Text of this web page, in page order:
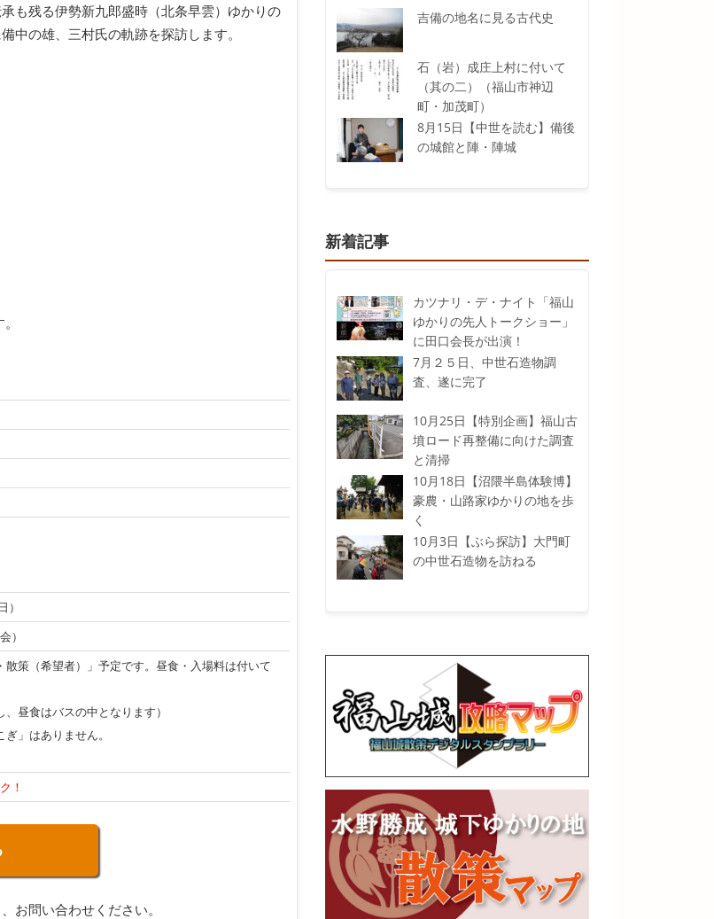
も残る伊勢新九郎盛時（北条早雲）ゆかりの
中の雄、三村氏の軌跡を探訪します。
）
散策（希望者）」予定です。昼食・入場料は付いて
昼食はバスの中となります）
」はありません。
！
お問い合わせください。
吉備の地名に見る古代史
石（岩）成庄上村に付いて
（其の二）（福山市神辺
町・加茂町）
8月15日【中世を読む】備後
の城館と陣・陣城
新着記事
カツナリ・デ・ナイト「福山
ゆかりの先人トークショー」
に田口会長が出演！
7月２５日、中世石造物調
査、遂に完了
10月25日【特別企画】福山古
墳ロード再整備に向けた調査
と清掃
10月18日【沼隈半島体験博】
豪農・山路家ゆかりの地を歩
く
10月3日【ぶら探訪】大門町
の中世石造物を訪ねる